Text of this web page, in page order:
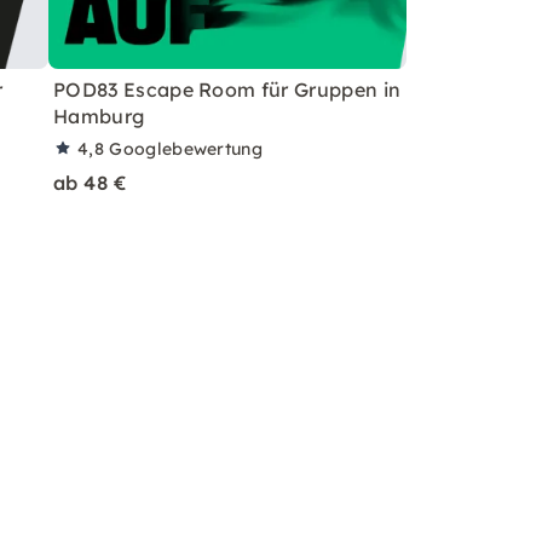
POD83 Escape Room für Gruppen in
Hamburg
4,8Googlebewertung
ab 48 €